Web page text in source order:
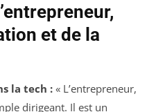
et de la
la tech :« L’entrepreneur,
dirigeant. Il est un